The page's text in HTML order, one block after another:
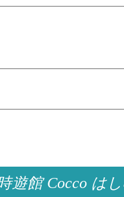
遊館 Cocco は